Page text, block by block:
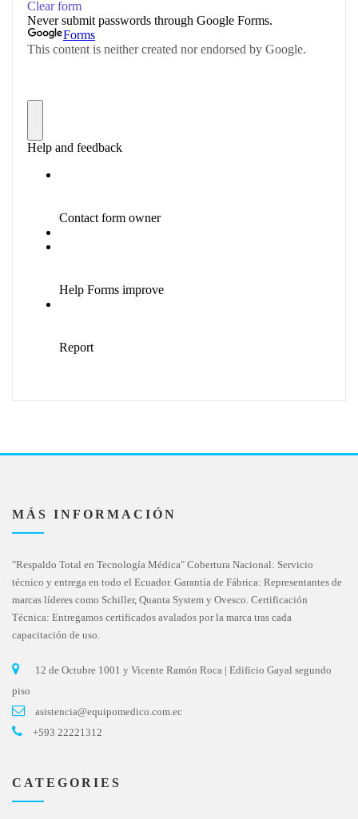
MÁS INFORMACIÓN
"Respaldo Total en Tecnología Médica" Cobertura Nacional: Servicio
técnico y entrega en todo el Ecuador. Garantía de Fábrica: Representantes de
marcas líderes como Schiller, Quanta System y Ovesco. Certificación
Técnica: Entregamos certificados avalados por la marca tras cada
capacitación de uso.
12 de Octubre 1001 y Vicente Ramón Roca | Edificio Gayal segundo
piso
asistencia@equipomedico.com.ec
+593 22221312
CATEGORIES